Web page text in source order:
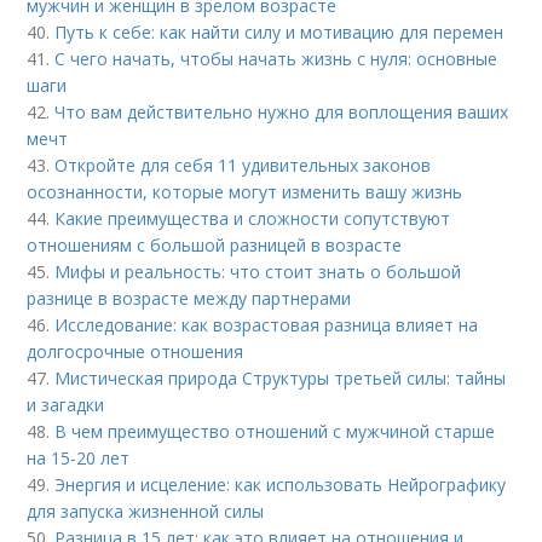
мужчин и женщин в зрелом возрасте
40. Путь к себе: как найти силу и мотивацию для перемен
41.С чего начать, чтобы начать жизнь с нуля: основные
шаги
42.Что вам действительно нужно для воплощения ваших
мечт
43.Откройте для себя 11 удивительных законов
осознанности, которые могут изменить вашу жизнь
44. Какие преимущества и сложности сопутствуют
отношениям с большой разницей в возрасте
45. Мифы и реальность: что стоит знать о большой
разнице в возрасте между партнерами
46. Исследование: как возрастовая разница влияет на
долгосрочные отношения
47. Мистическая природа Структуры третьей силы: тайны
и загадки
48. В чем преимущество отношений с мужчиной старше
на 15-20 лет
49. Энергия и исцеление: как использовать Нейрографику
для запуска жизненной силы